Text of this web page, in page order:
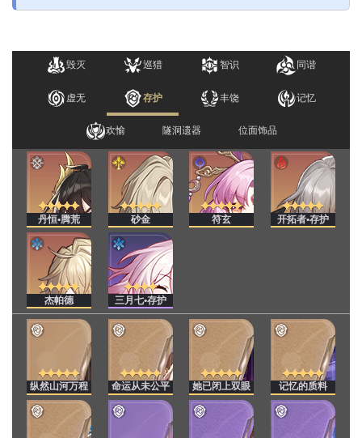
毁灭 巡猎 智识 同谐
虚无 存护 丰饶 记忆
欢愉 隧洞遗器 位面饰品
丹恒•腾荒 砂金 符玄 开拓者•存护
杰帕德 三月七•存护
纵然山河万程 命运从未公平 她已闭上双眼 记忆的质料